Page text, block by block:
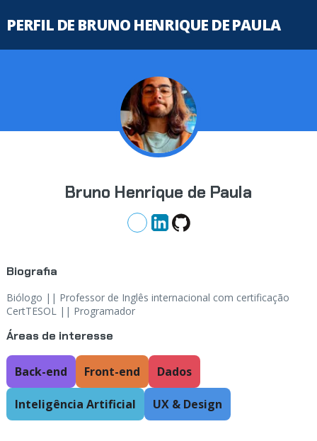
PERFIL DE BRUNO HENRIQUE DE PAULA
Bruno Henrique de Paula
Biografia
Biólogo || Professor de Inglês internacional com certificação
CertTESOL || Programador
Áreas de interesse
Back-end Front-end Dados
Inteligência Artificial UX & Design